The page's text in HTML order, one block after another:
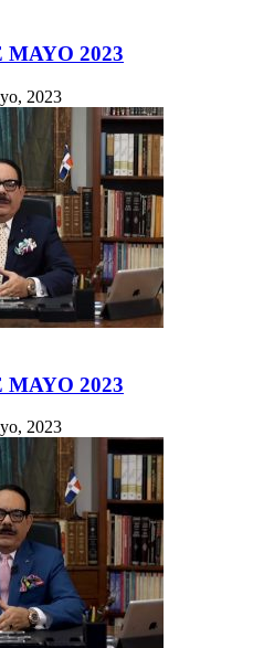
MAYO 2023
2023
MAYO 2023
2023